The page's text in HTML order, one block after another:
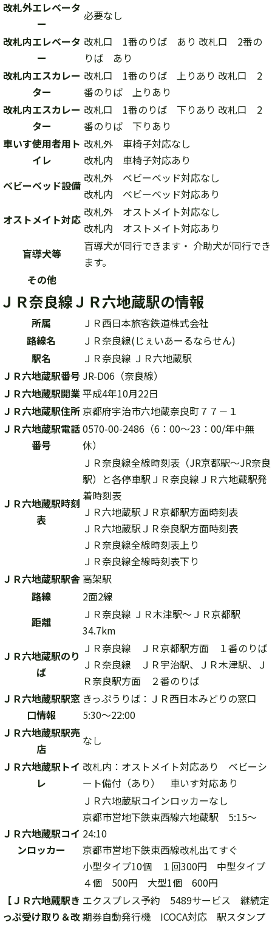
改札外エレベータ
ー
必要なし
改札内エレベータ
ー
改札口 1番のりば あり 改札口 2番の
りば あり
改札内エスカレー
ター
改札口 1番のりば 上りあり 改札口 2
番のりば 上りあり
改札内エスカレー
ター
改札口 1番のりば 下りあり 改札口 2
番のりば 下りあり
車いす使用者用ト
イレ
改札外 車椅子対応なし
改札内 車椅子対応あり
ベビーベッド設備
改札外 ベビーベッド対応なし
改札内 ベビーベッド対応あり
オストメイト対応
改札外 オストメイト対応なし
改札内 オストメイト対応あり
盲導犬等
盲導犬が同行できます・ 介助犬が同行でき
ます。
その他
ＪＲ奈良線ＪＲ六地蔵駅の情報
所属
ＪＲ西日本旅客鉄道株式会社
路線名
ＪＲ奈良線(じぇいあーるならせん)
駅名
ＪＲ奈良線 ＪＲ六地蔵駅
ＪＲ六地蔵駅番号 JR-D06（奈良線）
ＪＲ六地蔵駅開業平成4年10月22日
ＪＲ六地蔵駅住所京都府宇治市六地蔵奈良町７７－１
ＪＲ六地蔵駅電話
番号
0570-00-2486（6：00～23：00/年中無
休）
ＪＲ六地蔵駅時刻
表
ＪＲ奈良線全線時刻表（JR京都駅～JR奈良
駅）と各停車駅ＪＲ奈良線ＪＲ六地蔵駅発
着時刻表
ＪＲ六地蔵駅ＪＲ京都駅方面時刻表
ＪＲ六地蔵駅ＪＲ奈良駅方面時刻表
ＪＲ奈良線全線時刻表上り
ＪＲ奈良線全線時刻表下り
ＪＲ六地蔵駅駅舎高架駅
路線
2面2線
距離
ＪＲ奈良線 ＪＲ木津駅～ＪＲ京都駅
34.7km
ＪＲ六地蔵駅のり
ば
ＪＲ奈良線 ＪＲ京都駅方面 １番のりば
ＪＲ奈良線
ＪＲ宇治駅、 ＪＲ木津駅、 Ｊ
Ｒ奈良駅方面 ２番のりば
ＪＲ六地蔵駅駅窓
口情報
きっぷうりば：ＪＲ西日本みどりの窓口
5:30～22:00
ＪＲ六地蔵駅駅売
店
なし
ＪＲ六地蔵駅トイ
レ
改札内：オストメイト対応あり ベビーシ
ート備付（あり） 車いす対応あり
ＪＲ六地蔵駅コイ
ンロッカー
ＪＲ六地蔵駅コインロッカーなし
京都市営地下鉄東西線六地蔵駅 5:15～
24:10
京都市営地下鉄東西線改札出てすぐ
小型タイプ10個 １回300円 中型タイプ
４個 500円 大型1個 600円
【ＪＲ六地蔵駅き
っぷ受け取り＆改
エクスプレス予約 5489サービス 継続定
期券自動発行機 ICOCA対応 駅スタンプ